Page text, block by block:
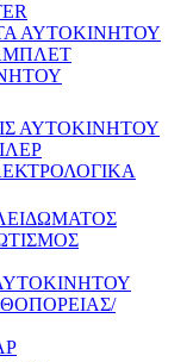
ΑΥΤΟΚΙΝΗΤΟΥ
ΑΥΤΟΚΙΝΗΤΟΥ